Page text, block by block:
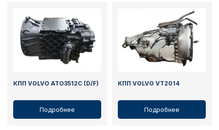
КПП VOLVO ATO3512C (D/F)
Подробнее
КПП VOLVO VT2014
Подробнее